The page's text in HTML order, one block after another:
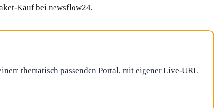
Kauf bei newsflow24.
thematisch passenden Portal, mit eigener Live-URL